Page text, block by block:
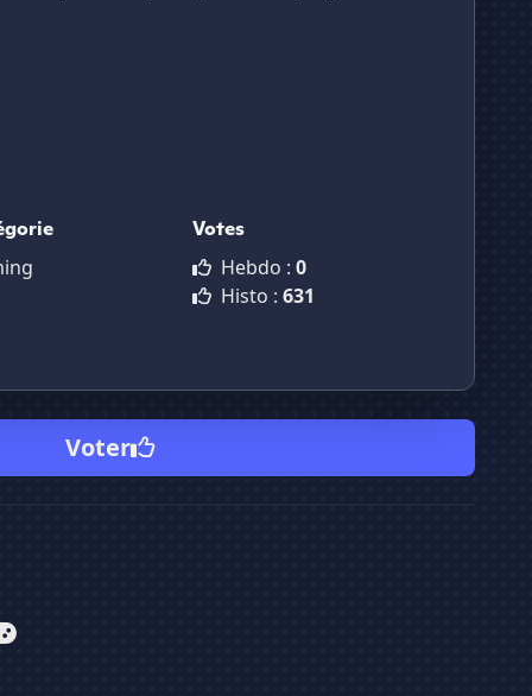
Votes
Hebdo :0
Histo :631
Voter